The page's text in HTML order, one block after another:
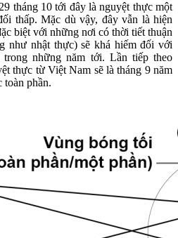
tháng 10 tới đây là nguyệt thực một
thấp. Mặc dù vậy, đây vẫn là hiện
biệt với những nơi có thời tiết thuận
như nhật thực) sẽ khá hiếm đối với
những năm tới. Lần tiếp theo
thực từ Việt Nam sẽ là tháng 9 năm
toàn phần.